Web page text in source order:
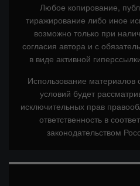
Любое копирование,
тиражирование либо иное
возможно только при
согласия автора и с
в виде активной
Использование
условий будет
исключительных прав
ответственность в
законодательством